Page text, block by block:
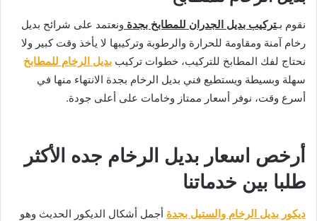
نقوم بـتركيب بديل الجدران للمطابخ بجدة ونعتمد على شرائح بديل
رخام آمنة ومقاومة للحرارة والرطوبة وتركيبها لا يأخذ وقت كبير ولا
نحتاج لفك المطابخ للتركيب، خطوات تركيب بديل الرخام للمطابخ
سهلة وبسيطة ويستطيع فني بديل الرخام بجدة الانتهاء منها في
أسرع وقت، نوفر أسعار ممتاز وخامات على أعلى جودة.
أرخص اسعار بديل الرخام جده الأكثر
طلبا بين خدماتنا
ديكور بديل الرخام والستيل بجدة أجمل أشكال الديكور الحديث وهو